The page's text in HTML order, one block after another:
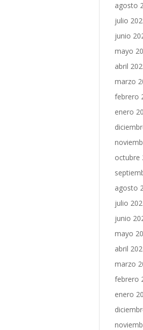
agosto
julio
junio
mayo
abril
marzo
febrero
enero
octubre
agosto
julio
junio
mayo
abril
marzo
febrero
enero